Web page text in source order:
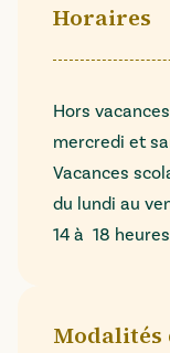
Horaires
Hors
mercredi et
Vacances
du lundi au
14 à 18 heures
Modalités